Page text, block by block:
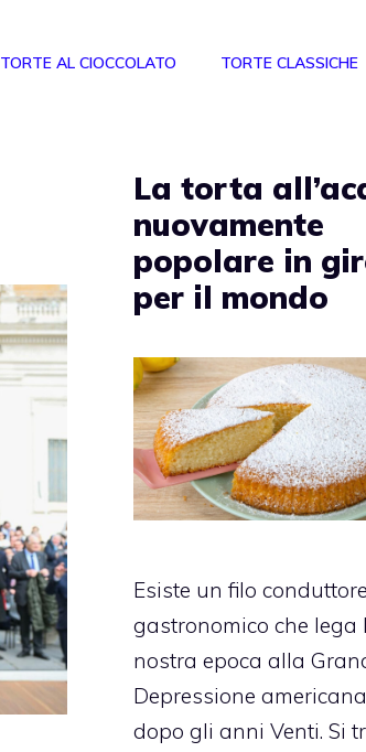
TORTE AL CIOCCOLATO TORTE CLASSICHE
La torta
nuovamente
popolare in
per il mondo
Esiste un filo
gastronomico che lega
nostra epoca alla
Depressione
dopo gli anni Venti. Si